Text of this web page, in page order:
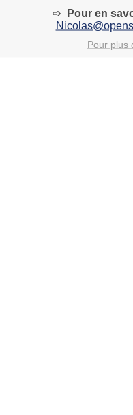
➩ Pour en
Pour plus